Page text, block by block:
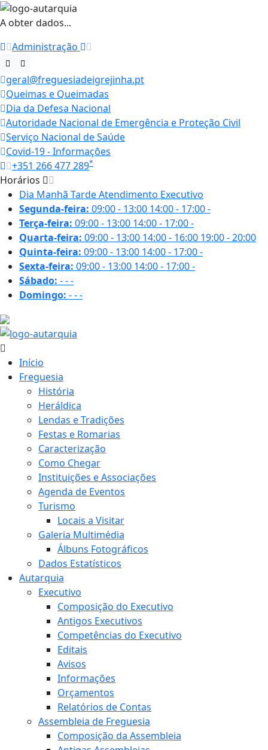
A obter dados...
Administração
geral@freguesiadeigrejinha.pt
Queimas e Queimadas
Dia da Defesa Nacional
Autoridade Nacional de Emergência e Proteção Civil
Serviço Nacional de Saúde
Covid-19 - Informações
+351 266 477 289*
Horários
Dia Manhã TardeAtendimento Executivo
Segunda-feira: 09:00 - 13:00 14:00 - 17:00-
Terça-feira: 09:00 - 13:00 14:00 - 17:00-
Quarta-feira: 09:00 - 13:00 14:00 - 16:00 19:00 - 20:00
Quinta-feira: 09:00 - 13:00 14:00 - 17:00-
Sexta-feira: 09:00 - 13:00 14:00 - 17:00-
Sábado: ---
Domingo: ---
Início
Freguesia
História
Heráldica
Lendas e Tradições
Festas e Romarias
Caracterização
Como Chegar
Instituições e Associações
Agenda de Eventos
Turismo
Locais a Visitar
Galeria Multimédia
Álbuns Fotográficos
Dados Estatísticos
Autarquia
Executivo
Composição do Executivo
Antigos Executivos
Competências do Executivo
Editais
Avisos
Informações
Orçamentos
Relatórios de Contas
Assembleia de Freguesia
Composição da Assembleia